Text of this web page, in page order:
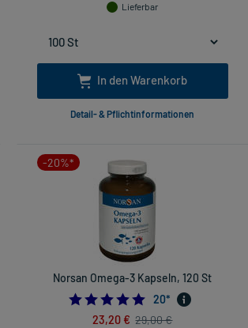
Lieferbar
In den Warenkorb
Detail- & Pflichtinformationen
-20%*
Norsan Omega-3 Kapseln, 120 St
5.0
20*
23,20 € 29,00 €